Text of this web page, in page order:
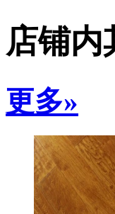
店铺内
更多»